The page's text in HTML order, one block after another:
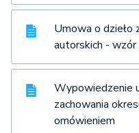
Umowa o dzieło
autorskich -
Wypowiedzenie
zachowania
omówieniem